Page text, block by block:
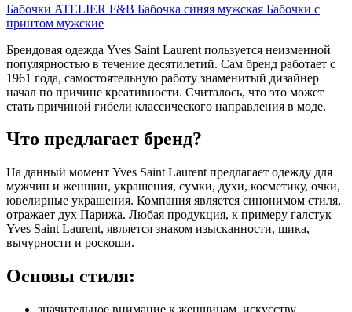
Бабочки ATELIER F&B Бабочка синяя мужская Бабочки с
принтом мужские
Брендовая одежда Yves Saint Laurent пользуется неизменной
популярностью в течение десятилетий. Сам бренд работает с
1961 года, самостоятельную работу знаменитый дизайнер
начал по причине креативности. Считалось, что это может
стать причиной гибели классического направления в моде.
Что предлагает бренд?
На данный момент Yves Saint Laurent предлагает одежду для
мужчин и женщин, украшения, сумки, духи, косметику, очки,
ювелирные украшения. Компания является синонимом стиля,
отражает дух Парижа. Любая продукция, к примеру галстук
Yves Saint Laurent, является знаком изысканности, шика,
вычурности и роскоши.
Основы стиля: